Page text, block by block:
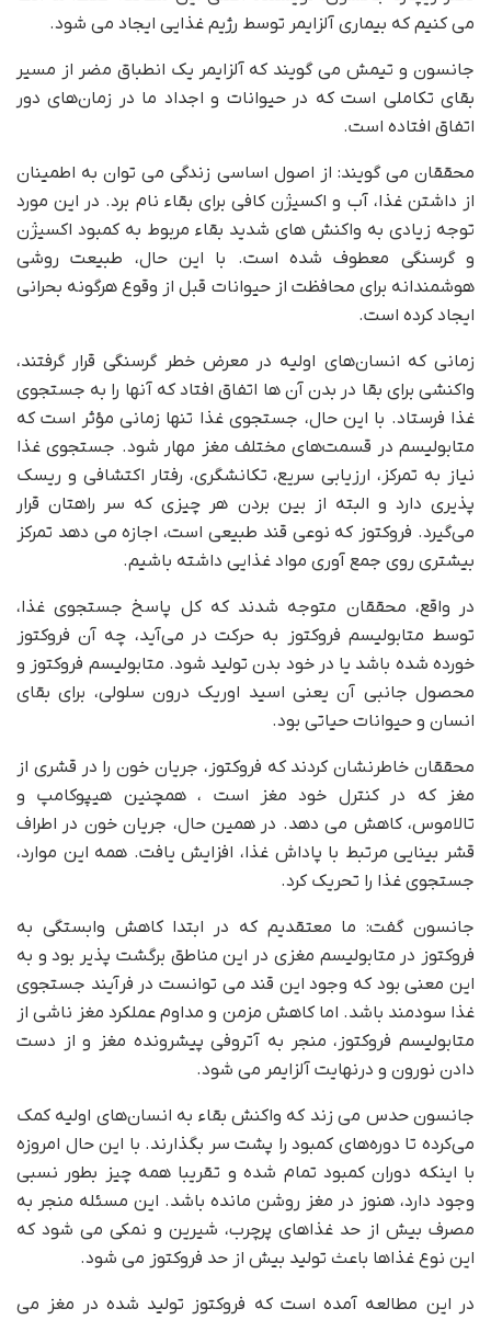
می کنیم که بیماری آلزایمر توسط رژیم غذایی ایجاد می شود.
جانسون و تیمش می گویند که آلزایمر یک انطباق مضر از مسیر
بقای تکاملی است که در حیوانات و اجداد ما در زمان‌های دور
اتفاق افتاده است.
محققان می گویند: از اصول اساسی زندگی می توان به اطمینان
از داشتن غذا، آب و اکسیژن کافی برای بقاء نام برد. در این مورد
توجه زیادی به واکنش های شدید بقاء مربوط به کمبود اکسیژن
و گرسنگی معطوف شده است. با این حال، طبیعت روشی
هوشمندانه برای محافظت از حیوانات قبل از وقوع هرگونه بحرانی
ایجاد کرده است.
زمانی که انسان‌های اولیه در معرض خطر گرسنگی قرار گرفتند،
واکنشی برای بقا در بدن آن ها اتفاق افتاد که آنها را به جستجوی
غذا فرستاد. با این حال، جستجوی غذا تنها زمانی مؤثر است که
متابولیسم در قسمت‌های مختلف مغز مهار شود. جستجوی غذا
نیاز به تمرکز، ارزیابی سریع، تکانشگری، رفتار اکتشافی و ریسک
پذیری دارد و البته از بین بردن هر چیزی که سر راهتان قرار
می‌گیرد. فروکتوز که نوعی قند طبیعی است، اجازه می دهد تمرکز
بیشتری روی جمع آوری مواد غذایی داشته باشیم.
در واقع، محققان متوجه شدند که کل پاسخ جستجوی غذا،
توسط متابولیسم فروکتوز به حرکت در می‌آید، چه آن فروکتوز
خورده شده باشد یا در خود بدن تولید شود. متابولیسم فروکتوز و
محصول جانبی آن یعنی اسید اوریک درون سلولی، برای بقای
انسان و حیوانات حیاتی بود.
محققان خاطرنشان کردند که فروکتوز، جریان خون را در قشری از
مغز که در کنترل خود مغز است ، همچنین هیپوکامپ و
تالاموس، کاهش می دهد. در همین حال، جریان خون در اطراف
قشر بینایی مرتبط با پاداش غذا، افزایش یافت. همه این موارد،
جستجوی غذا را تحریک کرد.
جانسون گفت: ما معتقدیم که در ابتدا کاهش وابستگی به
فروکتوز در متابولیسم مغزی در این مناطق برگشت پذیر بود و به
این معنی بود که وجود این قند می توانست در فرآیند جستجوی
غذا سودمند باشد. اما کاهش مزمن و مداوم عملکرد مغز ناشی از
متابولیسم فروکتوز، منجر به آتروفی پیشرونده مغز و از دست
دادن نورون و درنهایت آلزایمر می شود.
جانسون حدس می زند که واکنش بقاء به انسان‌های اولیه کمک
می‌کرده تا دوره‌های کمبود را پشت سر بگذارند. با این حال امروزه
با اینکه دوران کمبود تمام شده و تقریبا همه چیز بطور نسبی
وجود دارد، هنوز در مغز روشن مانده باشد. این مسئله منجر به
مصرف بیش از حد غذاهای پرچرب، شیرین و نمکی می شود که
این نوع غذاها باعث تولید بیش از حد فروکتوز می شود.
در این مطالعه آمده است که فروکتوز تولید شده در مغز می